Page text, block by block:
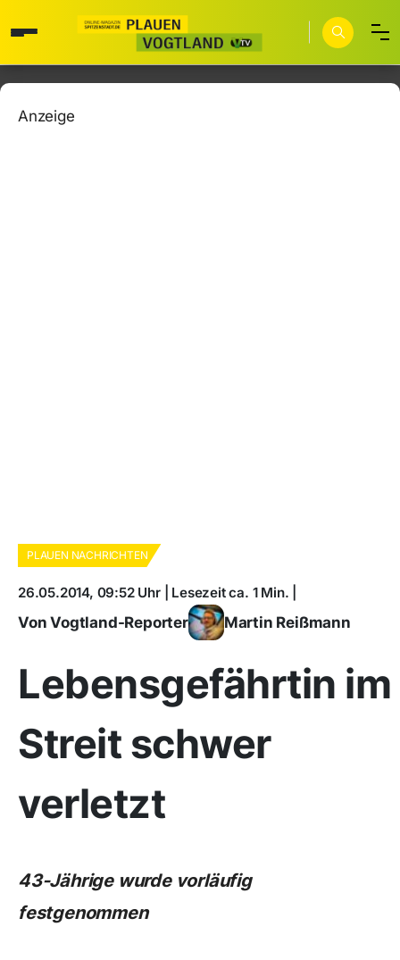
Anzeige
PLAUEN NACHRICHTEN
26.05.2014, 09:52 Uhr | Lesezeit ca. 1 Min. |
Von Vogtland-Reporter Martin Reißmann
Lebensgefährtin im
Streit schwer
verletzt
43-Jährige wurde vorläufig
festgenommen